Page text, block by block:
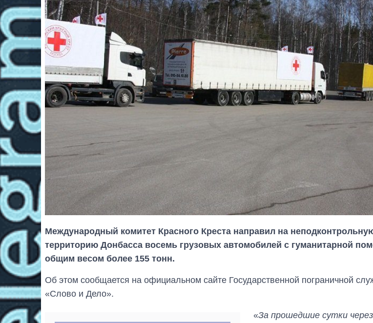
Международный комитет Красного Креста направил на
территорию Донбасса восемь грузовых автомобилей с гуманитарной
общим весом более 155 тонн.
Об этом сообщается на официальном сайте Государственной пограничной
«Слово и Дело».
«За прошедшие сутки